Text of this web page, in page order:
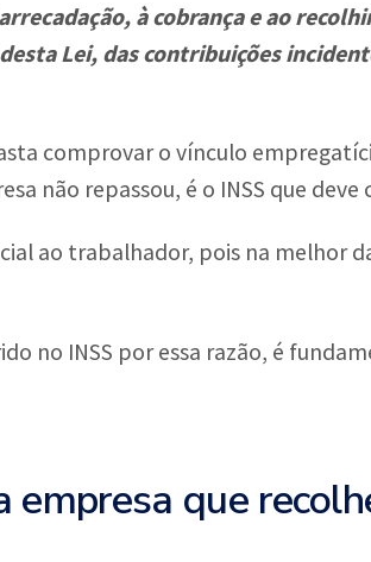
à cobrança e ao
Lei, das contribuições
comprovar o vínculo
não repassou, é o INSS que deve
ao trabalhador, pois na melhor
no INSS por essa razão, é
empresa que